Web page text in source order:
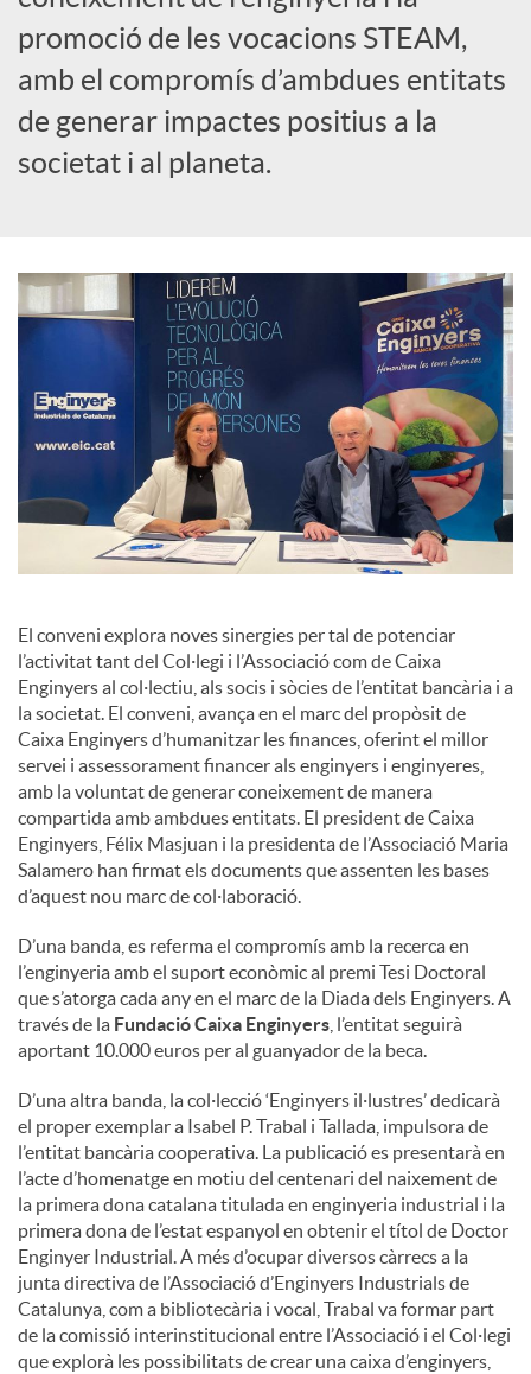
promoció de les vocacions STEAM,
amb el compromís d’ambdues entitats
de generar impactes positius a la
societat i al planeta.
El conveni explora noves sinergies per tal de potenciar
l’activitat tant del Col·legi i l’Associació com de Caixa
Enginyers al col·lectiu, als socis i sòcies de l’entitat bancària i a
la societat. El conveni, avança en el marc del propòsit de
Caixa Enginyers d’humanitzar les finances, oferint el millor
servei i assessorament financer als enginyers i enginyeres,
amb la voluntat de generar coneixement de manera
compartida amb ambdues entitats. El president de Caixa
Enginyers, Félix Masjuan i la presidenta de l’Associació Maria
Salamero han firmat els documents que assenten les bases
d’aquest nou marc de col·laboració.
D’una banda, es referma el compromís amb la recerca en
l’enginyeria amb el suport econòmic al premi Tesi Doctoral
que s’atorga cada any en el marc de la Diada dels Enginyers. A
través de la Fundació Caixa Enginyers , l’entitat seguirà
aportant 10.000 euros per al guanyador de la beca.
D’una altra banda, la col·lecció ‘Enginyers il·lustres’ dedicarà
el proper exemplar a Isabel P. Trabal i Tallada, impulsora de
l’entitat bancària cooperativa. La publicació es presentarà en
l’acte d’homenatge en motiu del centenari del naixement de
la primera dona catalana titulada en enginyeria industrial i la
primera dona de l’estat espanyol en obtenir el títol de Doctor
Enginyer Industrial. A més d’ocupar diversos càrrecs a la
junta directiva de l’Associació d’Enginyers Industrials de
Catalunya, com a bibliotecària i vocal, Trabal va formar part
de la comissió interinstitucional entre l’Associació i el Col·legi
que explorà les possibilitats de crear una caixa d’enginyers,